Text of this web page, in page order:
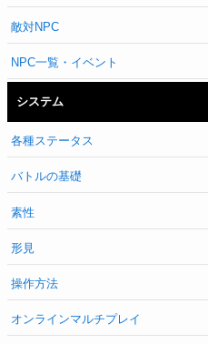
敵対NPC
NPC一覧・イベント
システム
各種ステータス
バトルの基礎
素性
形見
操作方法
オンラインマルチプレイ